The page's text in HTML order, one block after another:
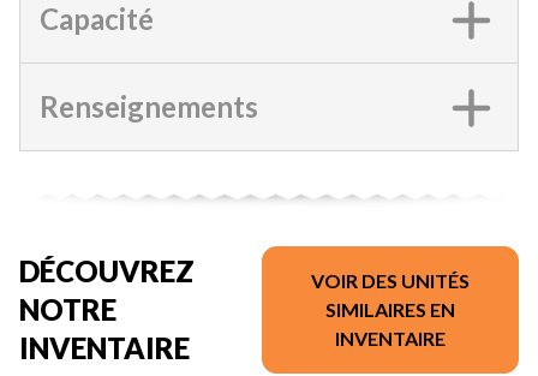
Capacité
Renseignements
DÉCOUVREZ
NOTRE
INVENTAIRE
VOIR DES UNITÉS
SIMILAIRES EN
INVENTAIRE